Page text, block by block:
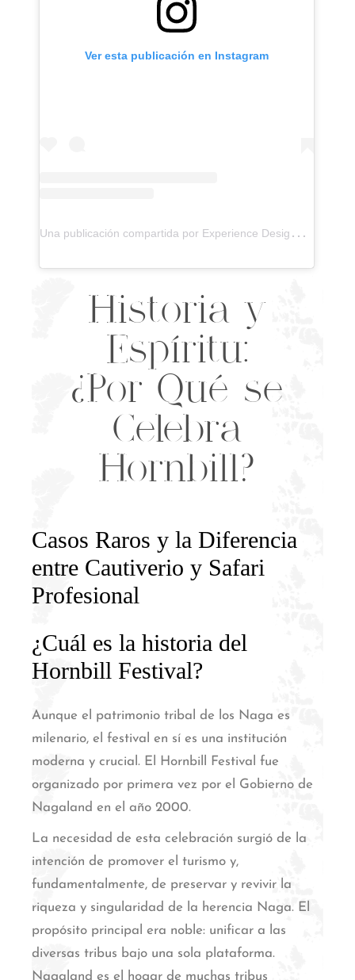
Ver esta publicación en Instagram
U
na publicación compartida por Experience Designer by Ari (@experience.designer)
Historia y
Espíritu:
¿Por Qué se
Celebra
Hornbill?
Casos Raros y la Diferencia
entre Cautiverio y Safari
Profesional
¿Cuál es la historia del
Hornbill Festival?
Aunque el patrimonio tribal de los Naga es
milenario, el festival en sí es una institución
moderna y crucial. El Hornbill Festival fue
organizado por primera vez por el Gobierno de
Nagaland en el año 2000.
La necesidad de esta celebración surgió de la
intención de promover el turismo y,
fundamentalmente, de preservar y revivir la
riqueza y singularidad de la herencia Naga. El
propósito principal era noble: unificar a las
diversas tribus bajo una sola plataforma.
Nagaland es el hogar de muchas tribus